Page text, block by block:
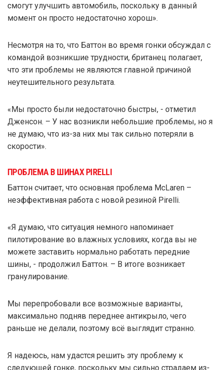
смогут улучшить автомобиль, поскольку в данный
момент он просто недостаточно хорош».
Несмотря на то, что Баттон во время гонки обсуждал с
командой возникшие трудности, британец полагает,
что эти проблемы не являются главной причиной
неутешительного результата.
«Мы просто были недостаточно быстры, - отметил
Дженсон. – У нас возникли небольшие проблемы, но я
не думаю, что из-за них мы так сильно потеряли в
скорости».
ПРОБЛЕМА В ШИНАХ PIRELLI
Баттон считает, что основная проблема McLaren –
неэффективная работа с новой резиной Pirelli.
«Я думаю, что ситуация немного напоминает
пилотирование во влажных условиях, когда вы не
можете заставить нормально работать передние
шины, - продолжил Баттон. – В итоге возникает
гранулирование.
Мы перепробовали все возможные варианты,
максимально подняв переднее антикрыло, чего
раньше не делали, поэтому всё выглядит странно.
Я надеюсь, нам удастся решить эту проблему к
следующей гонке, поскольку мы сильно страдаем из-